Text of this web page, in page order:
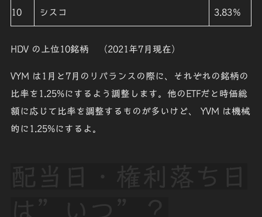
10 シスコ 3.83％
HDV の上位10銘柄 （2021年7月現在）
VYM は1月と7月のリバランスの際に、それぞれの銘柄の
比率を1.25%にするよう調整します。他のETFだと時価総
額に応じて比率を調整するものが多いけど、
YVM は機械
的に1.25%にするよ。